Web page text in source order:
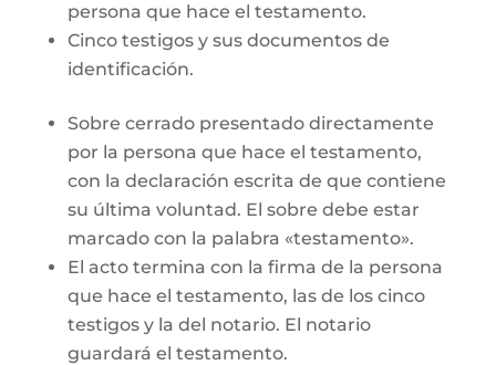
persona que hace el testamento.
Cinco testigos y sus documentos de
identificación.
Sobre cerrado presentado directamente
por la persona que hace el testamento,
con la declaración escrita de que contiene
su última voluntad. El sobre debe estar
marcado con la palabra «testamento».
El acto termina con la firma de la persona
que hace el testamento, las de los cinco
testigos y la del notario. El notario
guardará el testamento.